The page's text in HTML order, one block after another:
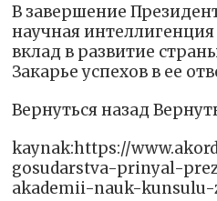
В завершение
научная
вклад в развитие
Закарье успехов в ее
Вернуться назад
kaynak:https://
gosudarstva-prinyal-
akademii-nauk-kunsulu-